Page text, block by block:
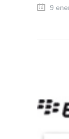
9